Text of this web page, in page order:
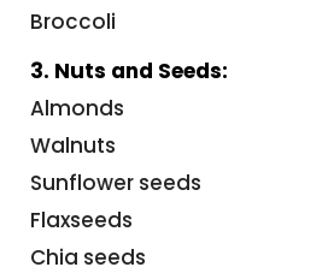
Broccoli
3. Nuts and Seeds:
Almonds
Walnuts
Sunflower seeds
Flaxseeds
Chia seeds